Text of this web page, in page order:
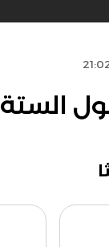
الستة